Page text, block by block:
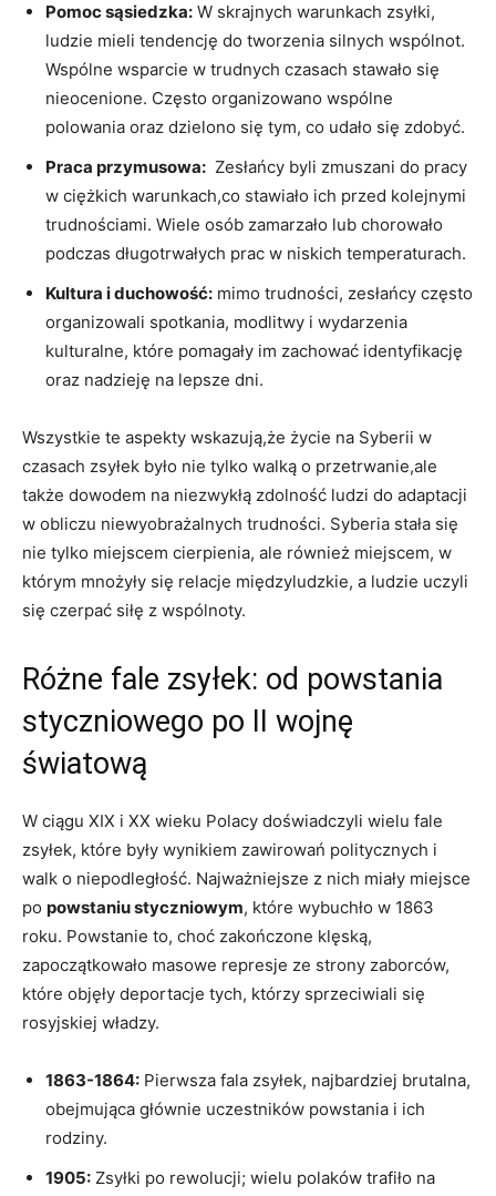
Pomoc sąsiedzka: W skrajnych warunkach ‍zsyłki,​
ludzie mieli tendencję do tworzenia silnych wspólnot.
Wspólne​ wsparcie w trudnych czasach stawało się
nieocenione. Często organizowano⁢ wspólne
polowania⁤ oraz dzielono się ⁢tym, ‌co udało się zdobyć.
Praca przymusowa: ⁤ Zesłańcy byli zmuszani do pracy
w ciężkich warunkach,co stawiało ich przed‍ kolejnymi
⁢trudnościami. Wiele osób zamarzało​ lub ‌chorowało
podczas długotrwałych prac w ‍niskich ⁢temperaturach.
Kultura i duchowość: mimo trudności, zesłańcy często
​organizowali spotkania, modlitwy i wydarzenia
kulturalne, które pomagały im zachować identyfikację
oraz nadzieję na lepsze dni.
Wszystkie ⁤te aspekty wskazują,że życie na Syberii w
czasach zsyłek było nie ⁤tylko walką‌ o przetrwanie,ale
także dowodem⁢ na niezwykłą ⁤zdolność ludzi do adaptacji
w obliczu niewyobrażalnych trudności. Syberia stała się
nie ⁤tylko miejscem cierpienia, ale również miejscem, w
którym mnożyły się⁤ relacje‌ międzyludzkie, a ludzie uczyli
się czerpać siłę z wspólnoty.
Różne fale zsyłek: od ⁣powstania
styczniowego‍ po II wojnę
światową
W ⁢ciągu XIX i XX wieku Polacy doświadczyli ‌wielu fale
zsyłek, które były wynikiem zawirowań politycznych i
walk o niepodległość.⁤ Najważniejsze z nich miały miejsce⁤
po powstaniu styczniowym, które wybuchło w 1863
roku. ‌Powstanie ⁤to, choć zakończone klęską,
⁣zapoczątkowało masowe represje ⁢ze ​strony zaborców,
które objęły deportacje tych, którzy sprzeciwiali się
‌rosyjskiej władzy.
1863-1864: Pierwsza fala zsyłek, najbardziej brutalna,
obejmująca głównie ‍uczestników⁢ powstania i ich
rodziny.
1905: Zsyłki po rewolucji; wielu polaków trafiło na